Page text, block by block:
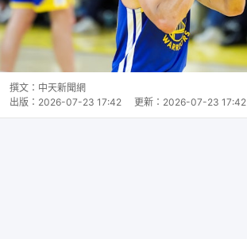
撰文： 中天新聞網
出版： 2026-07-23 17:42 更新： 2026-07-23 17:42